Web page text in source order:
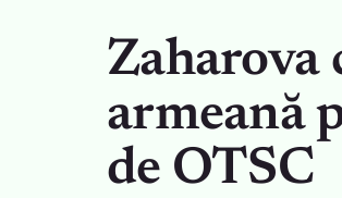
armeană
de OTSC